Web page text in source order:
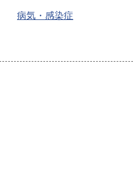
病気・感染症